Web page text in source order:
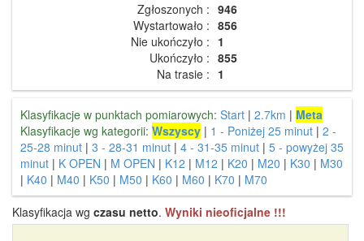
Zgłoszonych : 946
Wystartowało : 856
Nie ukończyło : 1
Ukończyło : 855
Na trasie : 1
Klasyfikacje w punktach pomiarowych: Start | 2.7km | Meta
Klasyfikacje wg kategorii: Wszyscy | 1 - Poniżej 25 minut | 2 -
25-28 minut | 3 - 28-31 minut | 4 - 31-35 minut | 5 - powyżej 35
minut | K OPEN | M OPEN | K12 | M12 | K20 | M20 | K30 | M30
| K40 | M40 | K50 | M50 | K60 | M60 | K70 | M70
Klasyfikacja wg czasu netto. Wyniki nieoficjalne !!!